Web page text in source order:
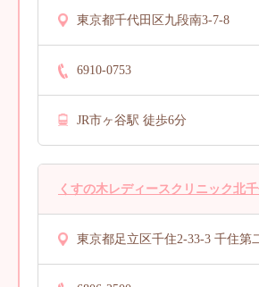
東京都千代田区九段南3-7-8
6910-0753
JR市ヶ谷駅 徒歩6分
くすの木レディースクリニック北
東京都足立区千住2-33-3 千住第